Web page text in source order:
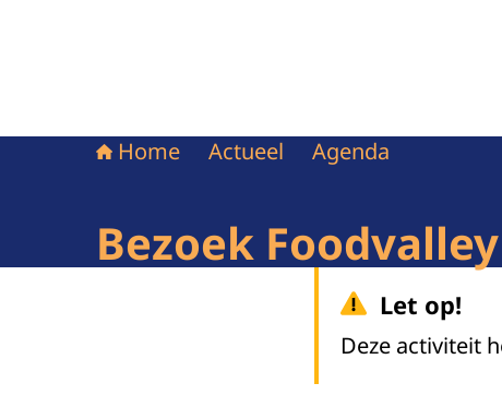
Home Actueel Agenda
Bezoek
Let op!
Deze activiteit